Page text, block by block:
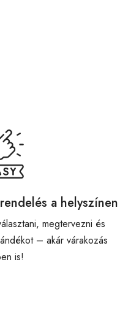
a helyszínen
megtervezni és
– akár várakozás
is!